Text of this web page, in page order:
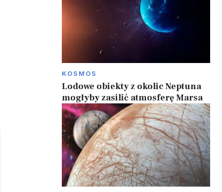
KOSMOS
Lodowe obiekty z okolic Neptuna
mogłyby zasilić atmosferę Marsa